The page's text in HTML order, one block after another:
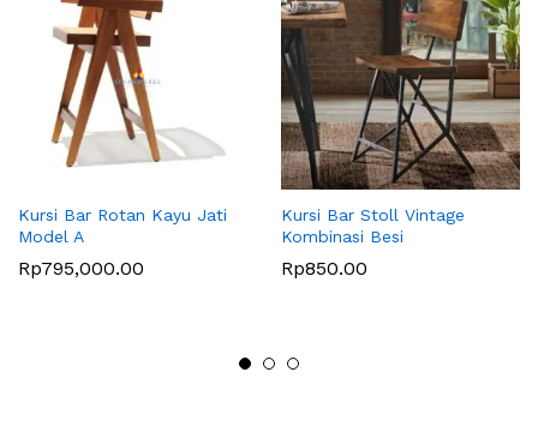
Kursi Bar Rotan Kayu Jati
Model A
Rp795,000.00
Kursi Bar Stoll Vintage
Kombinasi Besi
Rp850.00